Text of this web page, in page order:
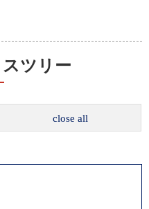
ツリー
close all